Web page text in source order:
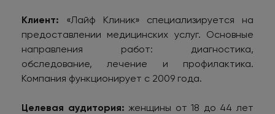
Клиент: «Лайф Клиник» специализируется на
предоставлении медицинских услуг. Основные
направления работ: диагностика,
обследование, лечение и профилактика.
Компания функционирует с 2009 года.
Целевая аудитория: женщины от 18 до 44 лет